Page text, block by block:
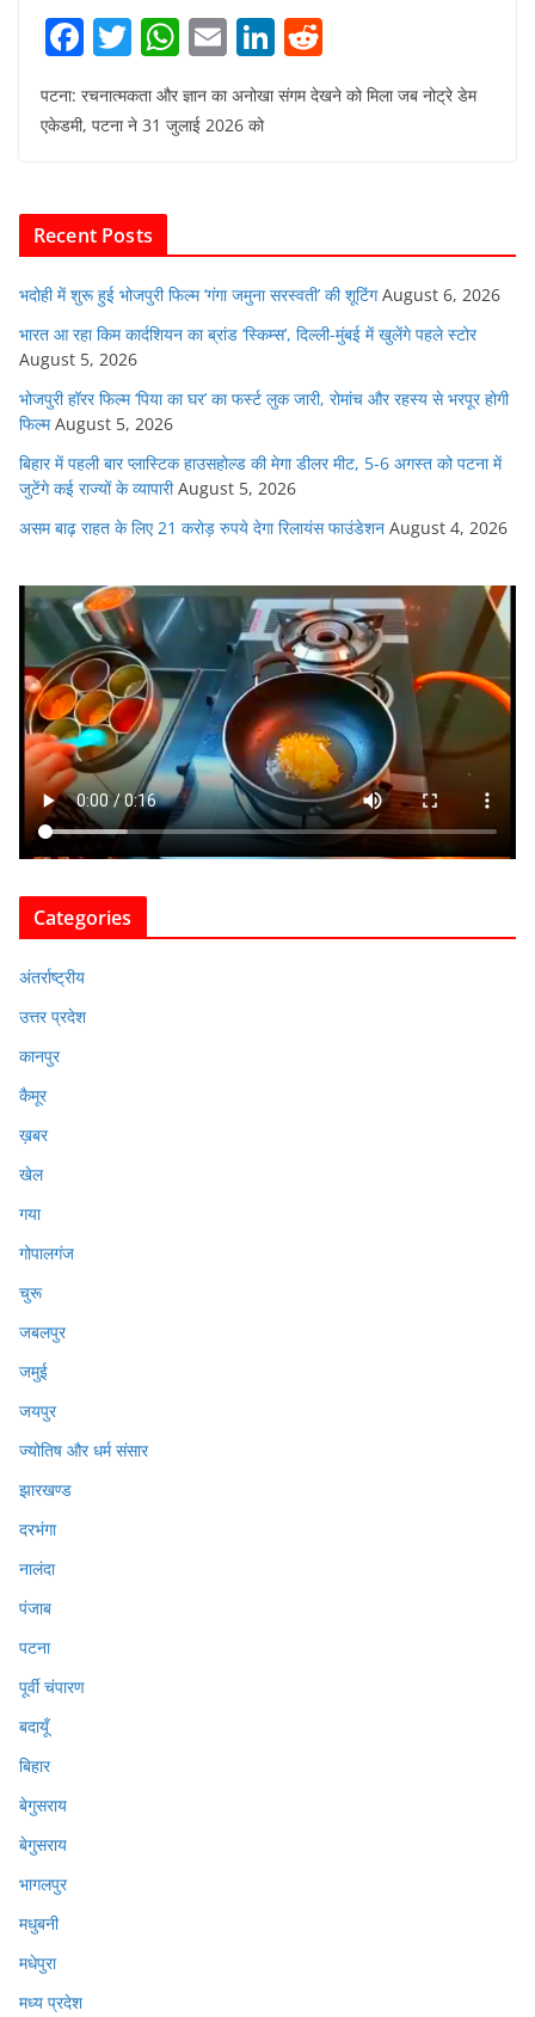
F
c
o
o
k
T
itt
W
at
p
E
m
ai
Li
n
k
e
d
पटना: रचनात्मकता और ज्ञान का अनोखा संगम देखने को मिला जब नोट्रे डेम
एकेडमी, पटना ने 31 जुलाई 2026 को
Recent Posts
भदोही में शुरू हुई भोजपुरी फिल्म ‘गंगा जमुना सरस्वती’ की शूटिंग August 6, 2026
भारत आ रहा किम कार्दशियन का ब्रांड ‘स्किम्स’, दिल्ली-मुंबई में खुलेंगे पहले स्टोर
August 5, 2026
भोजपुरी हॉरर फिल्म ‘पिया का घर’ का फर्स्ट लुक जारी, रोमांच और रहस्य से भरपूर होगी
फिल्म August 5, 2026
बिहार में पहली बार प्लास्टिक हाउसहोल्ड की मेगा डीलर मीट, 5-6 अगस्त को पटना में
जुटेंगे कई राज्यों के व्यापारी August 5, 2026
असम बाढ़ राहत के लिए 21 करोड़ रुपये देगा रिलायंस फाउंडेशन August 4, 2026
Categories
अंतर्राष्ट्रीय
उत्तर प्रदेश
कानपुर
कैमूर
ख़बर
खेल
गया
गोपालगंज
चुरू
जबलपुर
जमुई
जयपुर
ज्योतिष और धर्म संसार
झारखण्ड
दरभंगा
नालंदा
पंजाब
पटना
पूर्वी चंपारण
बदायूँ
बिहार
बेगुसराय
बेगुसराय
भागलपुर
मधुबनी
मधेपुरा
मध्य प्रदेश